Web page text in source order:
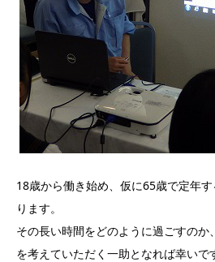
18歳から働き始め、仮に65歳で定年
ります。
その長い時間をどのように過ごすの
を考えていただく一助となれば幸いで